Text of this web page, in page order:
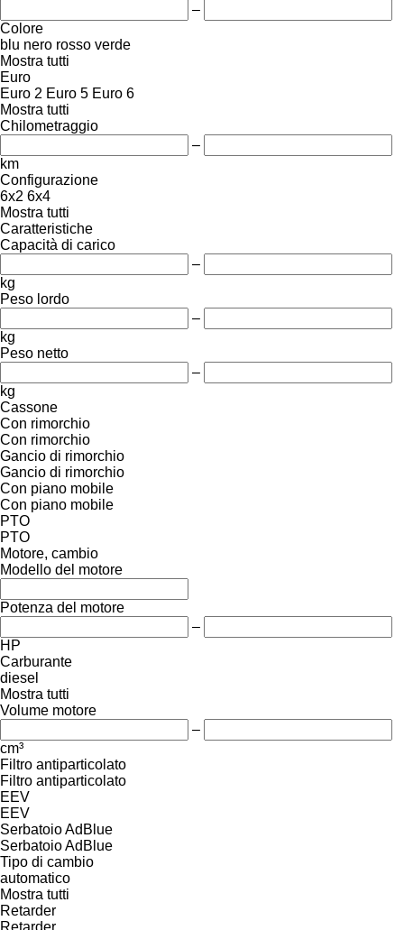
–
Colore
blu nero rosso verde
Mostra tutti
Euro
Euro 2 Euro 5 Euro 6
Mostra tutti
Chilometraggio
–
km
Configurazione
6x2 6x4
Mostra tutti
Caratteristiche
Capacità di carico
–
kg
Peso lordo
–
kg
Peso netto
–
kg
Cassone
Con rimorchio
Con rimorchio
Gancio di rimorchio
Gancio di rimorchio
Con piano mobile
Con piano mobile
PTO
PTO
Motore, cambio
Modello del motore
Potenza del motore
–
HP
Carburante
diesel
Mostra tutti
Volume motore
–
cm³
Filtro antiparticolato
Filtro antiparticolato
EEV
EEV
Serbatoio AdBlue
Serbatoio AdBlue
Tipo di cambio
automatico
Mostra tutti
Retarder
Retarder